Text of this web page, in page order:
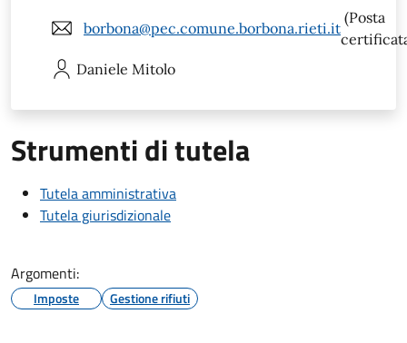
borbona@pec.comune.borbona.rieti.it
(Posta
Daniele Mitolo
Strumenti di tutela
Tutela amministrativa
Tutela giurisdizionale
Argomenti:
Imposte Gestione rifiuti